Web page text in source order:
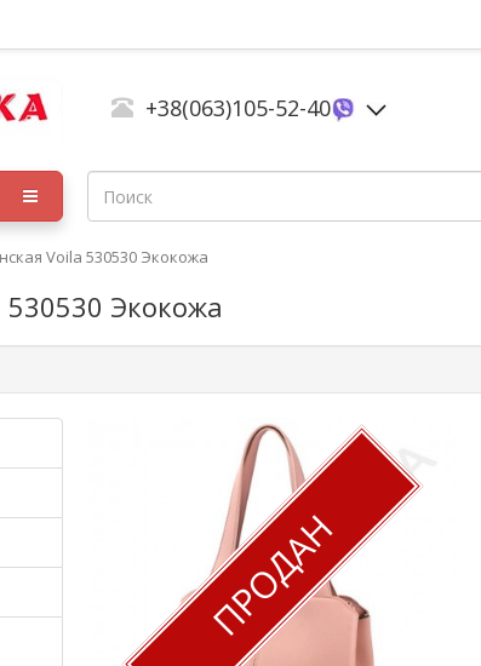
+38(063)105-52-40
Voila 530530 Экокожа
Экокожа
ПРОДАН